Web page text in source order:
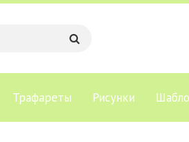
Трафареты Рисунки